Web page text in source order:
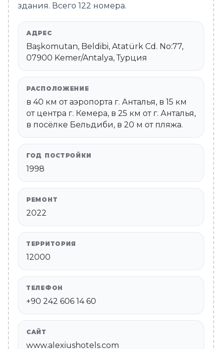
здания. Всего 122 номера.
АДРЕС
Başkomutan, Beldibi, Atatürk Cd. No:77,
07900 Kemer/Antalya, Турция
РАСПОЛОЖЕНИЕ
в 40 км от аэропорта г. Анталья, в 15 км
от центра г. Кемера, в 25 км от г. Анталья,
в посёлке Бельдиби, в 20 м от пляжа.
ГОД ПОСТРОЙКИ
1998
РЕМОНТ
2022
ТЕРРИТОРИЯ
12000
ТЕЛЕФОН
+90 242 606 14 60
САЙТ
www.alexiushotels.com